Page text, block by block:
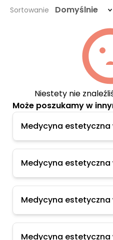
Sortowanie Domyślnie
Niestety nie
Może poszukamy w
Medycyna estetyczna
Medycyna estetyczna
Medycyna estetyczna
Medycyna estetyczna